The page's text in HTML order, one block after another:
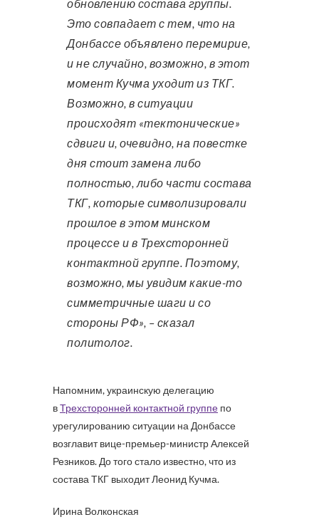
обновлению состава группы.
Это совпадает с тем, что на
Донбассе объявлено перемирие,
и не случайно, возможно, в этот
момент Кучма уходит из ТКГ.
Возможно, в ситуации
происходят «тектонические»
сдвиги и, очевидно, на повестке
дня стоит замена либо
полностью, либо части состава
ТКГ, которые символизировали
прошлое в этом минском
процессе и в Трехсторонней
контактной группе. Поэтому,
возможно, мы увидим какие-то
симметричные шаги и со
стороны РФ», – сказал
политолог.
Напомним, украинскую делегацию
вТрехсторонней контактной группе по
урегулированию ситуации на Донбассе
возглавит вице-премьер-министр Алексей
Резников. До того стало известно, что из
состава ТКГ выходит Леонид Кучма.
Ирина Волконская